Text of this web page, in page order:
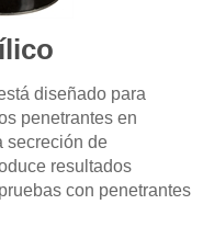
diseñado para
penetrantes en
secreción de
resultados
con penetrantes